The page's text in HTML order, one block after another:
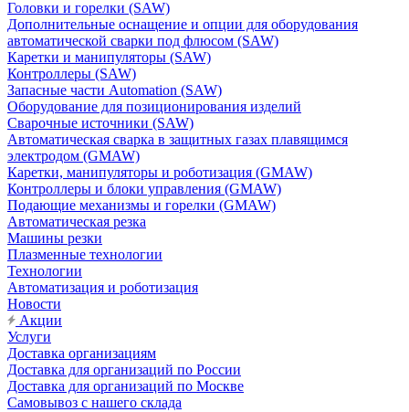
Головки и горелки (SAW)
Дополнительные оснащение и опции для оборудования
автоматической сварки под флюсом (SAW)
Каретки и манипуляторы (SAW)
Контроллеры (SAW)
Запасные части Automation (SAW)
Оборудование для позиционирования изделий
Сварочные источники (SAW)
Автоматическая сварка в защитных газах плавящимся
электродом (GMAW)
Каретки, манипуляторы и роботизация (GMAW)
Контроллеры и блоки управления (GMAW)
Подающие механизмы и горелки (GMAW)
Автоматическая резка
Машины резки
Плазменные технологии
Технологии
Автоматизация и роботизация
Новости
Акции
Услуги
Доставка организациям
Доставка для организаций по России
Доставка для организаций по Москве
Самовывоз с нашего склада